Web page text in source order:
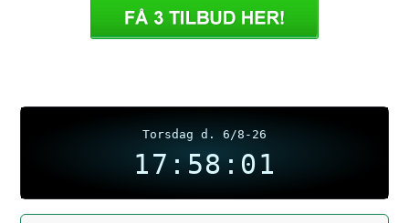
Torsdag d. 6/8-26
17:58:02